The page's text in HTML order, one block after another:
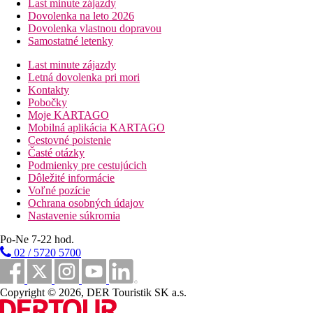
Last minute zájazdy
Dovolenka na leto 2026
Dovolenka vlastnou dopravou
Samostatné letenky
Last minute zájazdy
Letná dovolenka pri mori
Kontakty
Pobočky
Moje KARTAGO
Mobilná aplikácia KARTAGO
Cestovné poistenie
Časté otázky
Podmienky pre cestujúcich
Dôležité informácie
Voľné pozície
Ochrana osobných údajov
Nastavenie súkromia
Po-Ne 7-22 hod.
02 / 5720 5700
Copyright © 2026, DER Touristik SK a.s.